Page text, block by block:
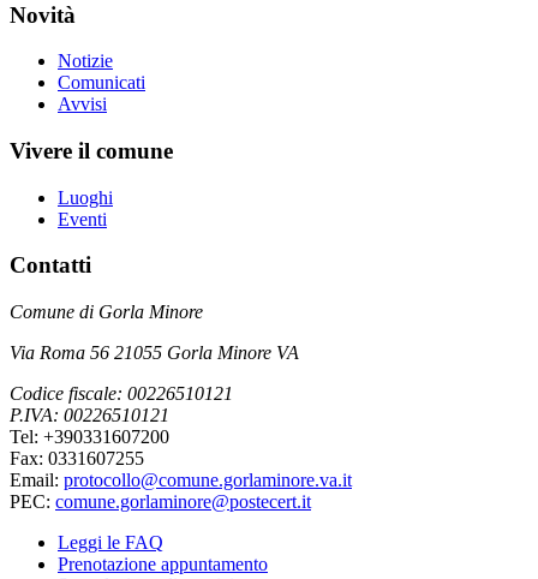
Novità
Notizie
Comunicati
Avvisi
Vivere il comune
Luoghi
Eventi
Contatti
Comune di Gorla Minore
Via Roma 56 21055 Gorla Minore VA
Codice fiscale: 00226510121
P.IVA: 00226510121
Tel: +390331607200
Fax: 0331607255
Email: protocollo@comune.gorlaminore.va.it
PEC: comune.gorlaminore@postecert.it
Leggi le FAQ
Prenotazione appuntamento